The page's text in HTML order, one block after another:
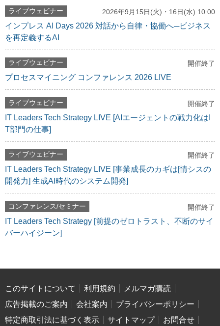
ライブウェビナー 2026年9月15日(火)・16日(水) 10:00
インプレス AI Days 2026 対話から自律・協働へ─ビジネス
を再定義するAI
ライブウェビナー 開催終了
プロセスマイニング コンファレンス 2026 LIVE
ライブウェビナー 開催終了
IT Leaders Tech Strategy LIVE [AIエージェントの戦力化はI
T部門の仕事]
ライブウェビナー 開催終了
IT Leaders Tech Strategy LIVE [事業成長のカギは[情シスの
開発力] 生成AI時代のシステム開発]
コンファレンス/セミナー 開催終了
IT Leaders Tech Strategy [前提のゼロトラスト、不断のサイ
バーハイジーン]
このサイトについて 利用規約
メルマガ購読
広告掲載のご案内
会社案内
プライバシーポリシー
特定商取引法に基づく表示
サイトマップ
お問合せ